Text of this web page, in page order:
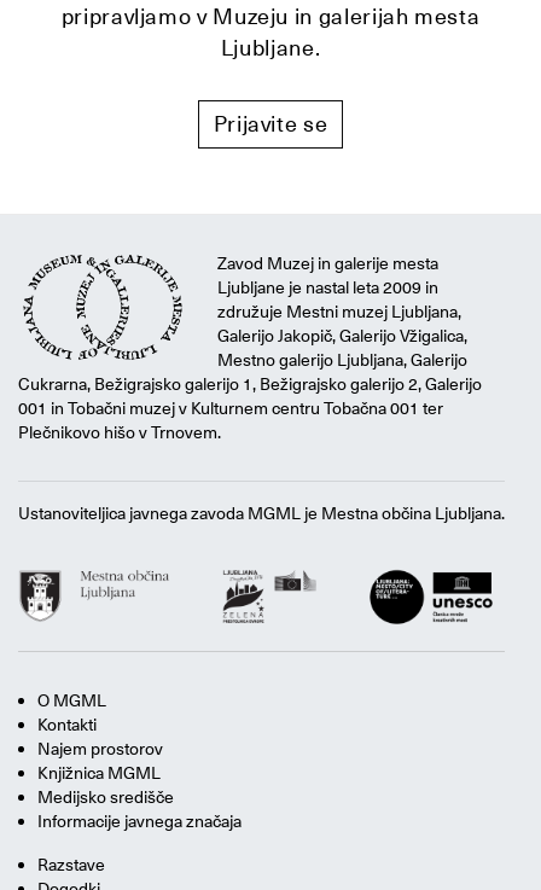
pripravljamo v Muzeju in galerijah mesta
Ljubljane.
Prijavite se
Zavod Muzej in galerije mesta
Ljubljane je nastal leta 2009 in
združuje Mestni muzej Ljubljana,
Galerijo Jakopič, Galerijo Vžigalica,
Mestno galerijo Ljubljana, Galerijo
Cukrarna, Bežigrajsko galerijo 1, Bežigrajsko galerijo 2, Galerijo
001 in Tobačni muzej v Kulturnem centru Tobačna 001 ter
Plečnikovo hišo v Trnovem.
Ustanoviteljica javnega zavoda MGML je Mestna občina Ljubljana.
O MGML
Kontakti
Najem prostorov
Knjižnica MGML
Medijsko središče
Informacije javnega značaja
Razstave